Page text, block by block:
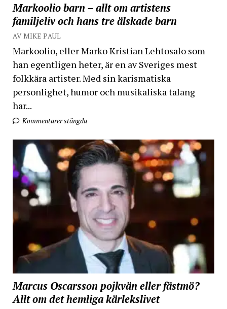
Markoolio barn – allt om artistens
familjeliv och hans tre älskade barn
AV MIKE PAUL
Markoolio, eller Marko Kristian Lehtosalo som
han egentligen heter, är en av Sveriges mest
folkkära artister. Med sin karismatiska
personlighet, humor och musikaliska talang
har...
Kommentarer stängda
Marcus Oscarsson pojkvän eller fästmö?
Allt om det hemliga kärlekslivet